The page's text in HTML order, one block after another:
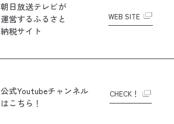
朝日放送テレビが
運営するふるさと
納税サイト
WEB SITE
公式Youtubeチャンネル
はこちら！
CHECK！